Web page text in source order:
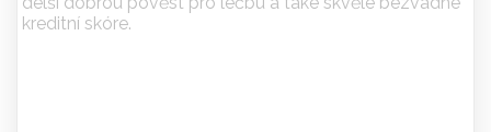
kreditní skóre.